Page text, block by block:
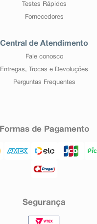
Testes Rápidos
Fornecedores
Central de Atendimento
Fale conosco
Entregas, Trocas e Devoluções
Perguntas Frequentes
Formas de Pagamento
Segurança